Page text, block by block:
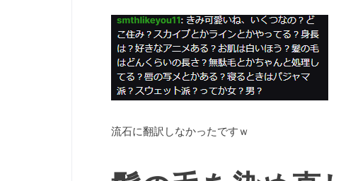
流石に翻訳しなかったですｗ